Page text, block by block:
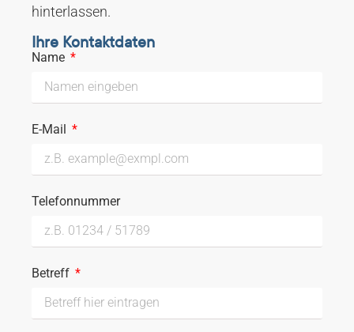
hinterlassen.
Ihre Kontaktdaten
Name
E-Mail
Telefonnummer
Betreff